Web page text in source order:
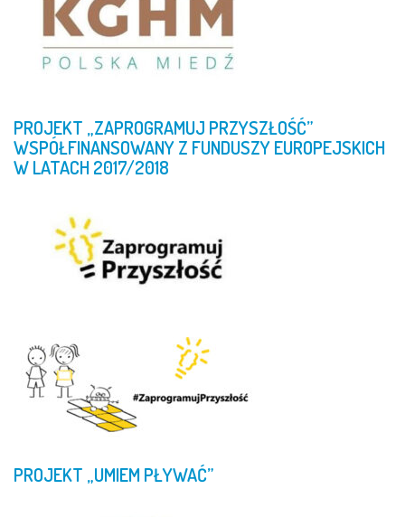
PROJEKT „ZAPROGRAMUJ PRZYSZŁOŚĆ”
WSPÓŁFINANSOWANYZ FUNDUSZYEUROPEJSKICH
WLATACH2017/2018
PROJEKT „UMIEMPŁYWAĆ”